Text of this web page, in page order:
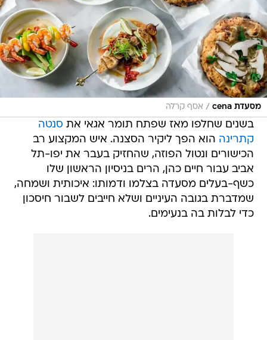
מסעדת cena / אסף קרלה
בשנים שחלפו מאז שפתח תומר אגאי את סנטה
קתרינה הוא הפך ליקיר הסצנה. איש המקצוע רב
הכישורים ונטול הפוזה, שהחזיק בעבר את יפו-תל
אביב עבור חיים כהן, הרים בניסיון הראשון שלו
כשף-בעלים מסעדה בצלמו ודמותו: איכותית ושמחה,
שמדברת בגובה העיניים ושלא חייבים לשבור חיסכון
כדי לבלות בה בנעימים.